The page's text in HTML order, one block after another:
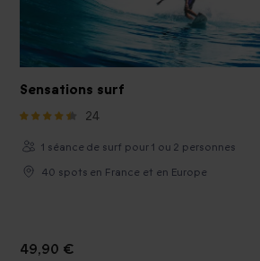
Sensations surf
24
1 séance de surf pour 1 ou 2 personnes
40 spots en France et en Europe
49,90 €